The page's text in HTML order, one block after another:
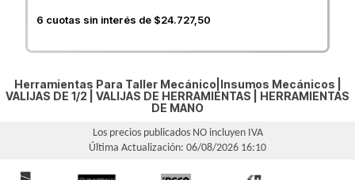
6 cuotas sin interés de $24.727,50
Herramientas Para Taller Mecánico|Insumos Mecánicos |
VALIJAS DE 1/2
VALIJAS DE HERRAMIENTAS
HERRAMIENTAS
DE MANO
Los precios publicados NO incluyen IVA
Última Actualización: 06/08/2026 16:10